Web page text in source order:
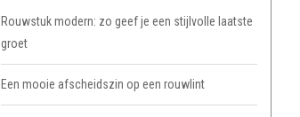
Rouwstuk modern: zo geef je een stijlvolle laatste
groet
Een mooie afscheidszin op een rouwlint